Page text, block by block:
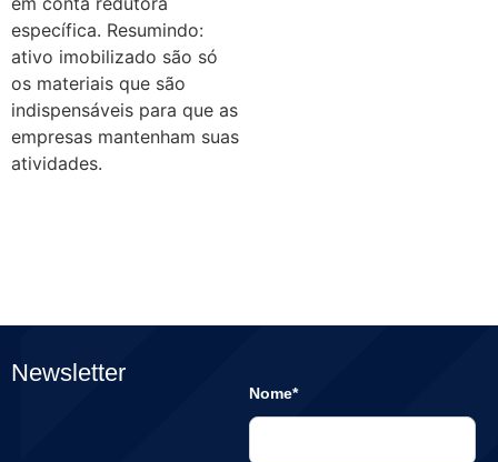
específica. Resumindo:
ativo imobilizado são só
os materiais que são
indispensáveis para que as
empresas mantenham suas
atividades.
Newsletter
Nome*